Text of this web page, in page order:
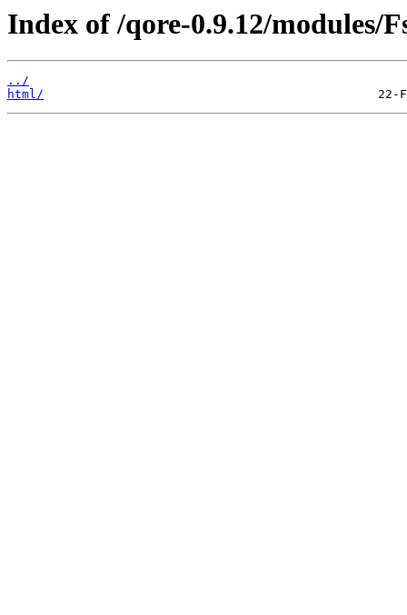
Index of /qore-0.9.12/modules/
../
html/